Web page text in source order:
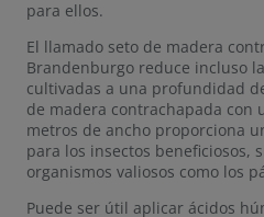
para ellos.
El llamado seto de madera
Brandenburgo reduce incluso
cultivadas a una profundidad
de madera contrachapada con
metros de ancho proporciona
para los insectos beneficiosos,
organismos valiosos como los
Puede ser útil aplicar ácidos